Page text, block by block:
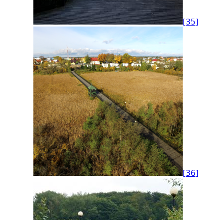
[35]
[36]